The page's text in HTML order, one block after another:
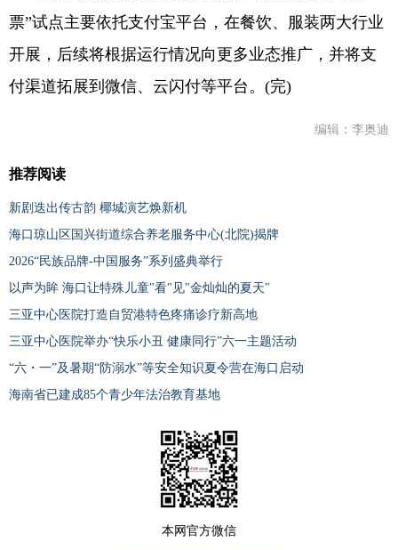
票”试点主要依托支付宝平台，在餐饮、服装两大行业
开展，后续将根据运行情况向更多业态推广，并将支
付渠道拓展到微信、云闪付等平台。(完)
编辑：李奥迪
推荐阅读
新剧迭出传古韵 椰城演艺焕新机
海口琼山区国兴街道综合养老服务中心(北院)揭牌
2026“民族品牌-中国服务”系列盛典举行
以声为眸 海口让特殊儿童"看"见"金灿灿的夏天"
三亚中心医院打造自贸港特色疼痛诊疗新高地
三亚中心医院举办“快乐小丑 健康同行”六一主题活动
“六・一”及暑期“防溺水”等安全知识夏令营在海口启动
海南省已建成85个青少年法治教育基地
本网官方微信